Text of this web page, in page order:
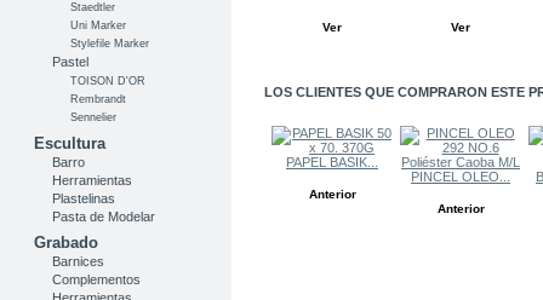
Staedtler
Uni Marker
Stylefile Marker
Pastel
TOISON D'OR
Rembrandt
Sennelier
Escultura
Barro
Herramientas
Plastelinas
Pasta de Modelar
Grabado
Barnices
Complementos
Herramientas
Ver Ver
LOS CLIENTES QUE COMPRARON ESTE
PAPEL BASIK...
Anterior
PINCEL OLEO...
Anterior